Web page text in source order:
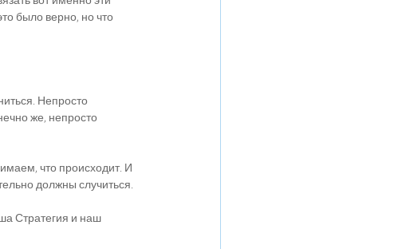
было верно, но что
Непросто
же, непросто
что происходит. И
должны случиться.
Стратегия и наш